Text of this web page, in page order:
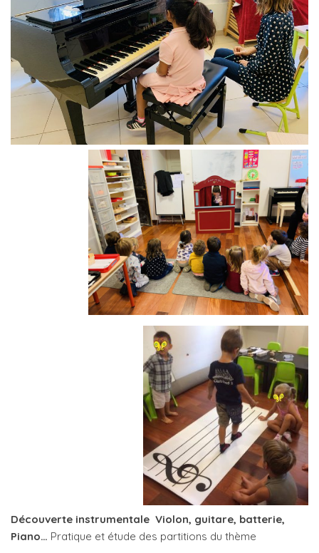
Découverte instrumentale Violon, guitare, batterie,
Piano… Pratique et étude des partitions du thème